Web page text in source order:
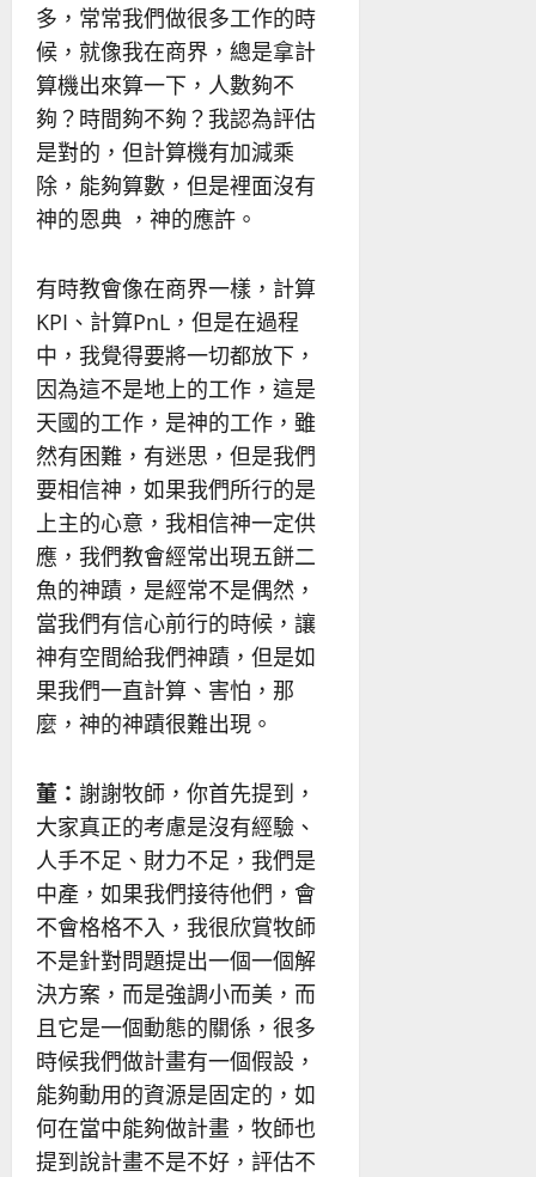
多，常常我們做很多工作的時
候，就像我在商界，總是拿計
算機出來算一下，人數夠不
夠？時間夠不夠？我認為評估
是對的，但計算機有加減乘
除，能夠算數，但是裡面沒有
神的恩典 ，神的應許。
有時教會像在商界一樣，計算
KPI、計算PnL，但是在過程
中，我覺得要將一切都放下，
因為這不是地上的工作，這是
天國的工作，是神的工作，雖
然有困難，有迷思，但是我們
要相信神，如果我們所行的是
上主的心意，我相信神一定供
應，我們教會經常出現五餅二
魚的神蹟，是經常不是偶然，
當我們有信心前行的時候，讓
神有空間給我們神蹟，但是如
果我們一直計算、害怕，那
麼，神的神蹟很難出現。
董： 謝謝牧師，你首先提到，
大家真正的考慮是沒有經驗、
人手不足、財力不足，我們是
中產，如果我們接待他們，會
不會格格不入，我很欣賞牧師
不是針對問題提出一個一個解
決方案，而是強調小而美，而
且它是一個動態的關係，很多
時候我們做計畫有一個假設，
能夠動用的資源是固定的，如
何在當中能夠做計畫，牧師也
提到說計畫不是不好，評估不